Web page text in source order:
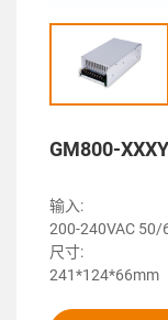
GM800-
输入:
200-240VAC 50/
尺寸:
241*124*66mm